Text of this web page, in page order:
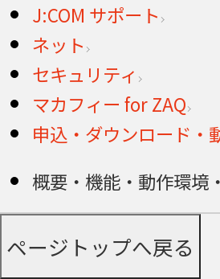
J:COM サポート
ネット
セキュリティ
マカフィー for ZAQ
申込・ダウンロード・
概要・機能・動作環境
ページトップへ戻る